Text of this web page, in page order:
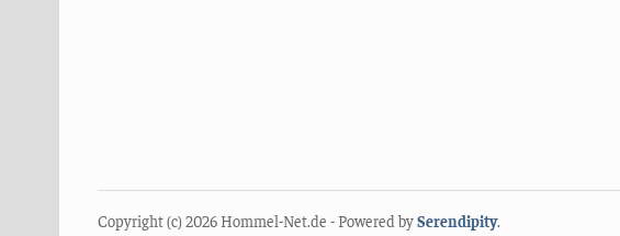
Copyright (c) 2026 Hommel-Net.de - Powered bySerendipity.